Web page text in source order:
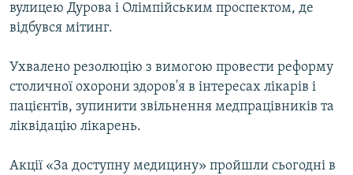
вулицею Дурова і Олімпійським проспектом, де
відбувся мітинг.
Ухвалено резолюцію з вимогою провести реформу
столичної охорони здоров'я в інтересах лікарів і
пацієнтів, зупинити звільнення медпрацівників та
ліквідацію лікарень.
Акції «За доступну медицину» пройшли сьогодні в